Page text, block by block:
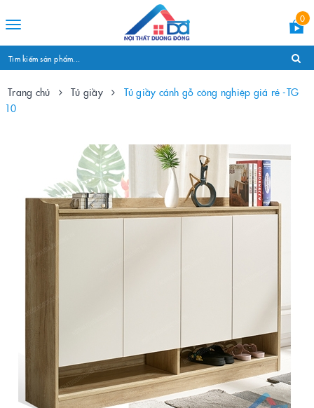
Toggle
0
Trang chủ Tủ giầy
Tủ giầy cánh gỗ công nghiệp giá rẻ -TG
10